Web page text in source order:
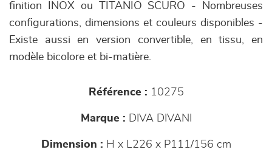
finition INOX ou TITANIO SCURO - Nombreuses
configurations, dimensions et couleurs disponibles -
Existe aussi en version convertible, en tissu, en
modèle bicolore et bi-matière.
Référence : 10275
Marque : DIVA DIVANI
Dimension : H x L226 x P111/156 cm